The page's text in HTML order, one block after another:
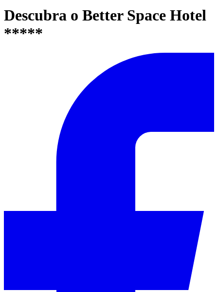
Descubra o Better Space Hotel
*****